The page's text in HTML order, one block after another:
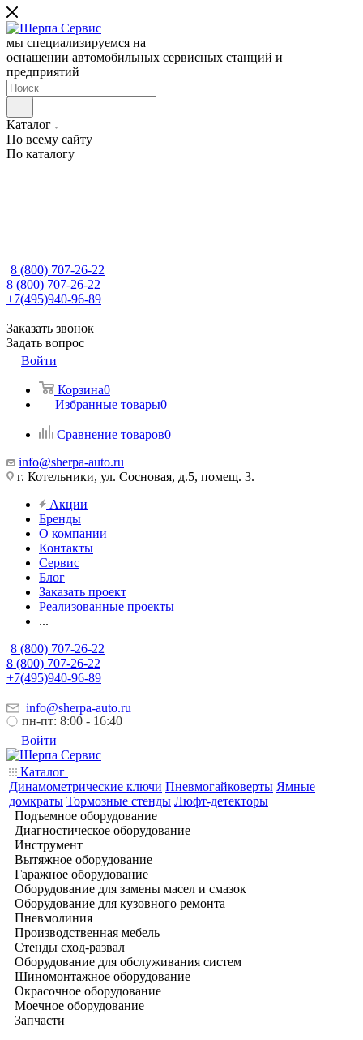
мы специализируемся на
оснащении автомобильных сервисных станций и
предприятий
Каталог
По всему сайту
По каталогу
8 (800) 707-26-22
8 (800) 707-26-22
+7(495)940-96-89
Заказать звонок
Задать вопрос
Войти
Корзина0
Избранные товары0
Сравнение товаров0
info@sherpa-auto.ru
г. Котельники, ул. Сосновая, д.5, помещ. 3.
Акции
Бренды
О компании
Контакты
Сервис
Блог
Заказать проект
Реализованные проекты
...
8 (800) 707-26-22
8 (800) 707-26-22
+7(495)940-96-89
info@sherpa-auto.ru
пн-пт: 8:00 - 16:40
Войти
Каталог
Динамометрические ключи Пневмогайковерты Ямные
домкраты Тормозные стенды Люфт-детекторы
Подъемное оборудование
Диагностическое оборудование
Инструмент
Вытяжное оборудование
Гаражное оборудование
Оборудование для замены масел и смазок
Оборудование для кузовного ремонта
Пневмолиния
Производственная мебель
Стенды сход-развал
Оборудование для обслуживания систем
Шиномонтажное оборудование
Окрасочное оборудование
Моечное оборудование
Запчасти